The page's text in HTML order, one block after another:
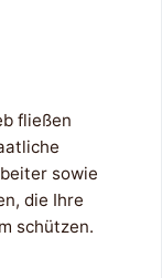
fließen
sowie
die Ihre
schützen.